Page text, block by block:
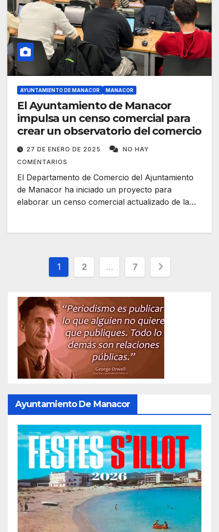
AYUNTAMIENTO DE MANACOR MANACOR
El Ayuntamiento de Manacor
impulsa un censo comercial para
crear un observatorio del comercio
27 DE ENERO DE 2025
NO HAY
COMENTARIOS
El Departamento de Comercio del Ajuntamiento
de Manacor ha iniciado un proyecto para
elaborar un censo comercial actualizado de la…
Paginación
entradas
1 2 … 7
Ayuntamiento De Manacor